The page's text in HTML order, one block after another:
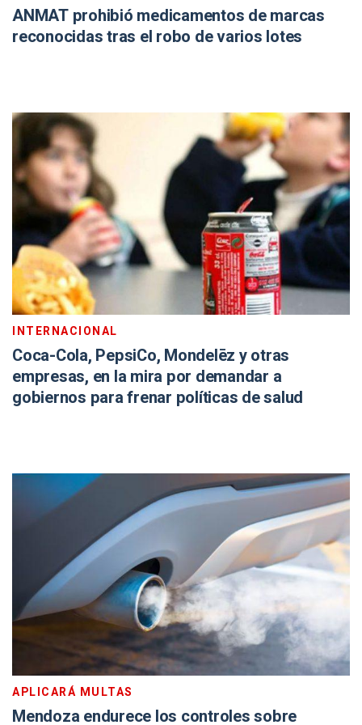
ANMAT prohibió medicamentos de marcas
reconocidas tras el robo de varios lotes
INTERNACIONAL
Coca-Cola, PepsiCo, Mondelēz y otras
empresas, en la mira por demandar a
gobiernos para frenar políticas de salud
APLICARÁ MULTAS
Mendoza endurece los controles sobre